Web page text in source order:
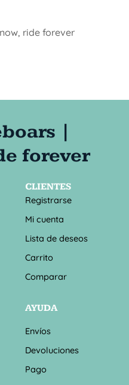
CLIENTES
Registrarse
Mi cuenta
Lista de deseos
Carrito
Comparar
AYUDA
Envíos
Devoluciones
Pago